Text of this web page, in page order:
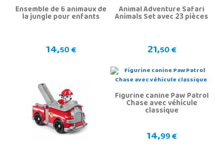
Ensemble de 6 animaux de
la jungle pour enfants
14,50 €
Animal Adventure Safari
Animals Set avec 23 pièces
21,50 €
Figurine canine Paw Patrol
Chase avec véhicule
classique
14,99 €